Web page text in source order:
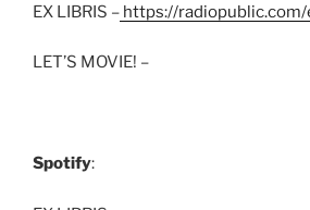
EX LIBRIS – https://
LET’S MOVIE! –
Spotify: